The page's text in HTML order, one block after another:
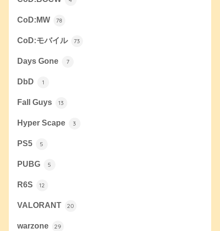
CoD:MW 78
CoD:モバイル 73
Days Gone 7
DbD 1
Fall Guys 13
Hyper Scape 3
PS5 5
PUBG 5
R6S 12
VALORANT 20
warzone 29